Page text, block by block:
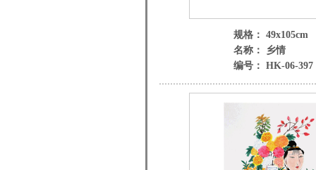
规格： 49x105cm
名称： 乡情
编号： HK-06-397